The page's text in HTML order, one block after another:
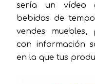
sería un vídeo
bebidas de
vendes
con información
en la que tus